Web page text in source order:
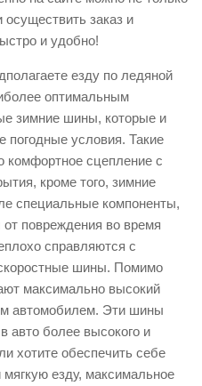
заказ и
и удобно!
езду по ледяной
оптимальным
зимние шины, которые и
погодные условия. Такие
комфортное сцепление с
кроме того, зимние
специальные компоненты,
повреждения во время
справляются с
шины. Помимо
максимально высокий
автомобилем. Эти шины
авто более высокого и
хотите обеспечить себе
езду, максимальное